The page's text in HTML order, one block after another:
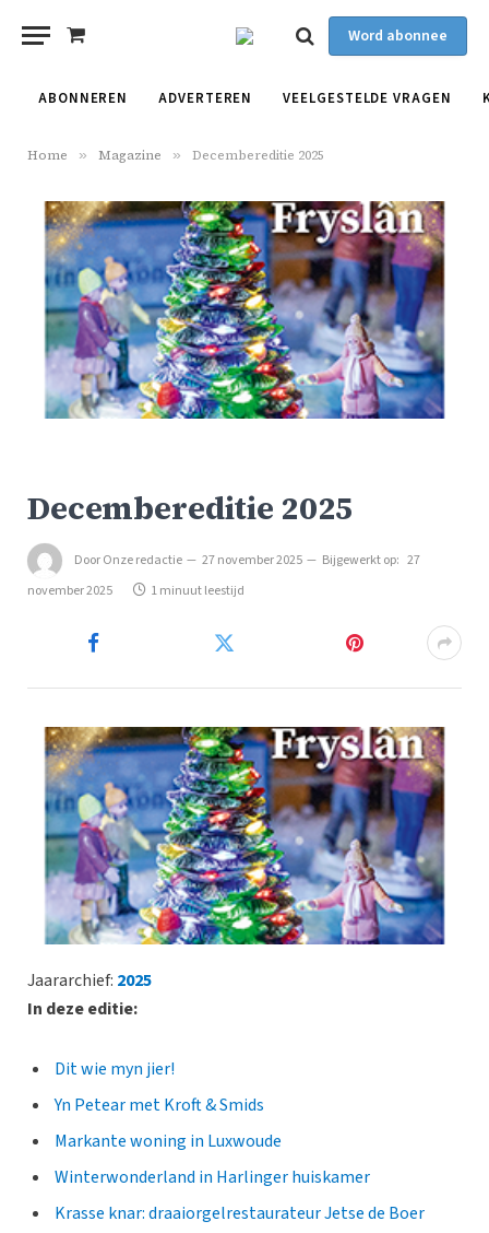
Shopping
Word abonnee
ABONNEREN ADVERTEREN VEELGESTELDE VRAGEN
Home » Magazine » Decembereditie 2025
Decembereditie 2025
DoorOnze redactie 27 november 2025 Bijgewerkt op: 27
november 2025
1 minuut leestijd
Jaararchief: 2025
In deze editie:
Dit wie myn jier!
Yn Petear met Kroft & Smids
Markante woning in Luxwoude
Winterwonderland in Harlinger huiskamer
Krasse knar: draaiorgelrestaurateur Jetse de Boer